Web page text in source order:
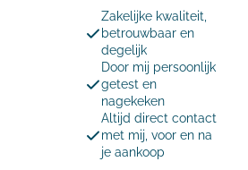
Zakelijke kwaliteit,
betrouwbaar en
degelijk
Door mij persoonlijk
getest en
nagekeken
Altijd direct contact
met mij, voor en na
je aankoop